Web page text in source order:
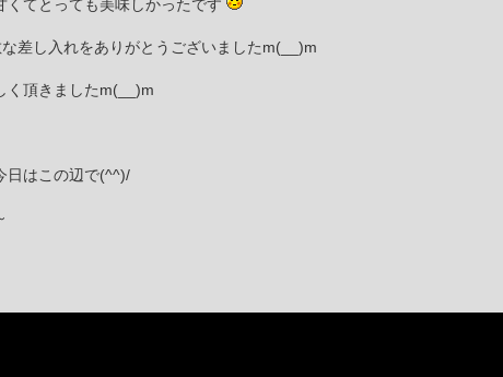
くてとっても美味しかったです
差し入れをありがとうございましたm(__)m
く頂きましたm(__)m
日はこの辺で(^^)/